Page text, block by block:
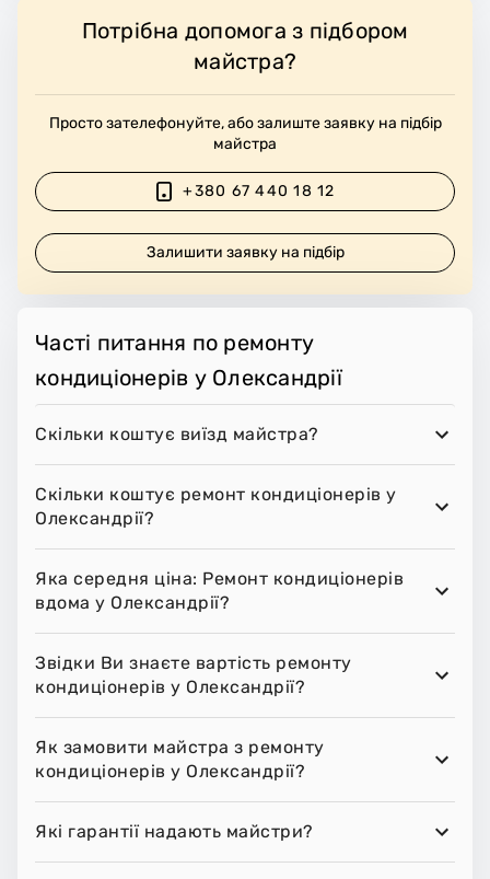
Потрібна допомога з підбором
майстра?
Просто зателефонуйте, або залиште заявку на підбір
майстра
+380 67 440 18 12
Залишити заявку на підбір
Часті питання по ремонту
кондиціонерів у Олександрії
Скільки коштує виїзд майстра?
Скільки коштує ремонт кондиціонерів у
Олександрії?
Яка середня ціна: Ремонт кондиціонерів
вдома у Олександрії?
Звідки Ви знаєте вартість ремонту
кондиціонерів у Олександрії?
Як замовити майстра з ремонту
кондиціонерів у Олександрії?
Які гарантії надають майстри?